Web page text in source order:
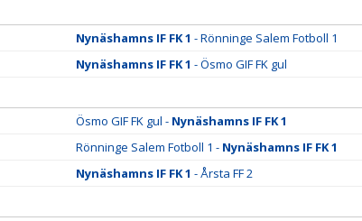
Nynäshamns IF FK 1 - Rönninge Salem Fotboll 1
Nynäshamns IF FK 1 - Ösmo GIF FK gul
Ösmo GIF FK gul - Nynäshamns IF FK 1
Rönninge Salem Fotboll 1 - Nynäshamns IF FK 1
Nynäshamns IF FK 1 - Årsta FF 2